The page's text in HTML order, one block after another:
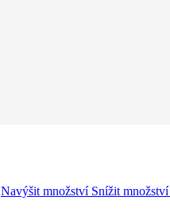
Navýšit množství Snížit množství